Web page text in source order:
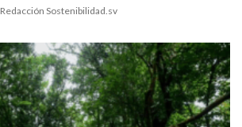
Redacción Sostenibilidad.sv